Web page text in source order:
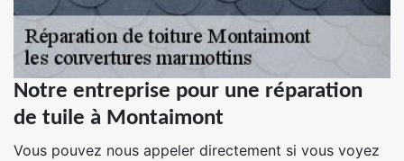
Notre entreprise pour une réparation
de tuile à Montaimont
Vous pouvez nous appeler directement si vous voyez